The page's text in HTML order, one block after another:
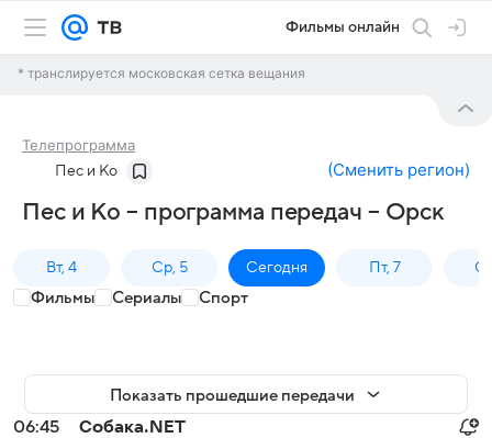
Фильмы онлайн
* транслируется московская сетка вещания
Телепрограмма
Пес и Ко (Сменить регион)
Пес и Ко – программа передач – Орск
Вт, 4 Ср, 5 Сегодня Пт, 7
Фильмы Сериалы Спорт
Показать прошедшие передачи
06:45
Собака.NET